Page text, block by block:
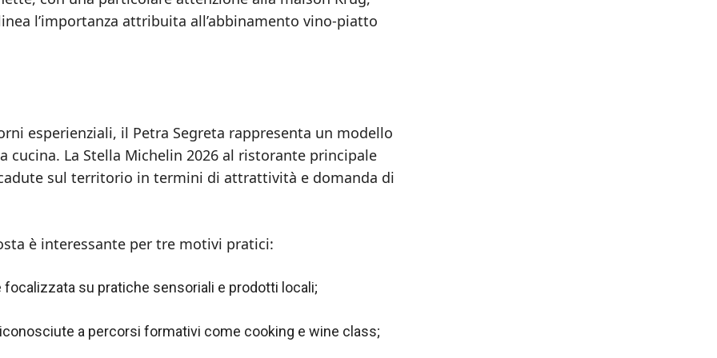
l’importanza attribuita all’abbinamento vino-piatto
esperienziali, il Petra Segreta rappresenta un modello
cucina. La Stella Michelin 2026 al ristorante principale
sul territorio in termini di attrattività e domanda di
è interessante per tre motivi pratici:
su pratiche sensoriali e prodotti locali;
a percorsi formativi come cooking e wine class;